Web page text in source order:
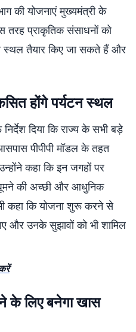
की योजनाएं मुख्यमंत्री के
तरह प्राकृतिक संसाधनों को
स्थल तैयार किए जा सकते हैं और
होंगे पर्यटन स्थल
दिया कि राज्य के सभी बड़े
पीपीपी मॉडल के तहत
कहा कि इन जगहों पर
की अच्छी और आधुनिक
कहा कि योजना शुरू करने से
और उनके सुझावों को भी शामिल
के लिए बनेगा खास